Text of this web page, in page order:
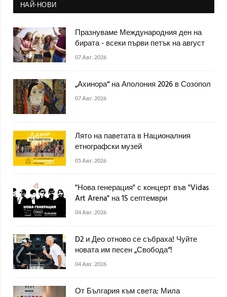
НАЙ-НОВИ
Празнуваме Международния ден на
бирата - всеки първи петък на август
07 Авг. 2026
„Ахинора“ на Аполония 2026 в Созопол
07 Авг. 2026
Лято на паветата в Националния
етнографски музей
05 Авг. 2026
"Нова генерация" с концерт във "Vidas
Art Arena" на 15 септември
04 Авг. 2026
D2 и Део отново се събраха! Чуйте
новата им песен „Свобода“!
04 Авг. 2026
От България към света: Мила